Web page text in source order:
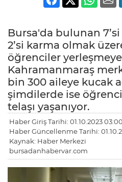
Bursa'da bulunan 7’si
2’si karma olmak
öğrenciler yerleşmeye
Kahramanmaraş
bin 300 aileye kucak
şimdilerde ise
telaşı yaşanıyor.
Haber Giriş Tarihi: 01.10.2023 03:00
Haber Güncellenme Tarihi:
Kaynak: Haber Merkezi
bursadanhabervar.com